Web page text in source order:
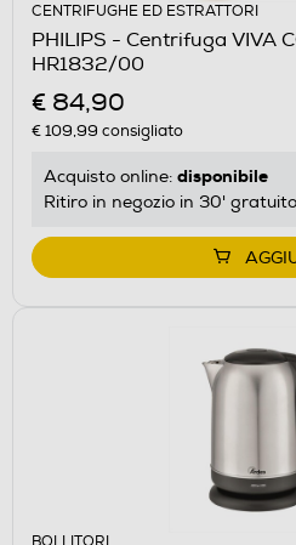
CENTRIFUGHE ED ESTRATTORI
PHILIPS - Centrifuga VIVA
HR1832/00
€ 84,90
€ 109,99 consigliato
Acquisto online: disponibile
Ritiro in negozio in 30'